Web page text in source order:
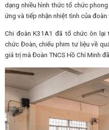
dạng nhiều hình thức tổ chức
ứng và tiếp nhận nhiệt tình của đoàn
Chi đoàn K31A1 đã tổ chức ôn
chức Đoàn, chiếu phim tư liệu về
giá trị mà Đoàn TNCS Hồ Chí Minh